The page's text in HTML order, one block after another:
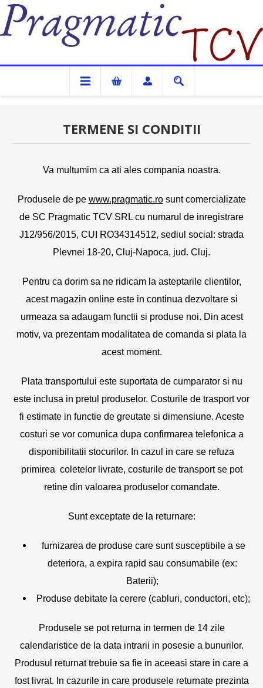
Pragmatic TCV
TERMENE SI CONDITII
Va multumim ca ati ales compania noastra.
Produsele de pe www.pragmatic.rosunt comercializate
de SC Pragmatic TCV SRL cu numarul de inregistrare
J12/956/2015, CUI RO34314512, sediul social: strada
Plevnei 18-20, Cluj-Napoca, jud. Cluj.
Pentru ca dorim sa ne ridicam la asteptarile clientilor,
acest magazin online este in continua dezvoltare si
urmeaza sa adaugam functii si produse noi. Din acest
motiv, va prezentam modalitatea de comanda si plata la
acest moment.
Plata transportului este suportata de cumparator si nu
este inclusa in pretul produselor. Costurile de trasport vor
fi estimate in functie de greutate si dimensiune. Aceste
costuri se vor comunica dupa confirmarea telefonica a
disponibilitatii stocurilor. In cazul in care se refuza
primirea coletelor livrate, costurile de transport se pot
retine din valoarea produselor comandate.
Sunt exceptate de la returnare:
furnizarea de produse care sunt susceptibile a se
deteriora, a expira rapid sau consumabile (ex:
Baterii);
Produse debitate la cerere (cabluri, conductori, etc);
Produsele se pot returna in termen de 14 zile
calendaristice de la data intrarii in posesie a bunurilor.
Produsul returnat trebuie sa fie in aceeasi stare in care a
fost livrat. In cazurile in care produsele returnate prezinta